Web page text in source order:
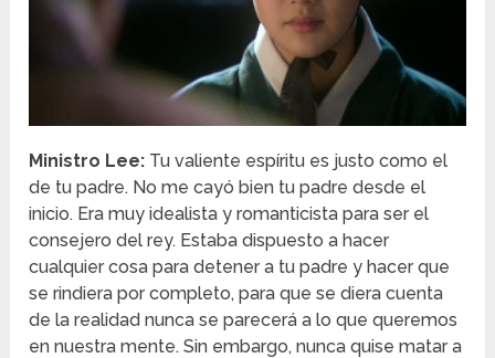
Ministro Lee: Tu valiente espíritu es justo como el
de tu padre. No me cayó bien tu padre desde el
inicio. Era muy idealista y romanticista para ser el
consejero del rey. Estaba dispuesto a hacer
cualquier cosa para detener a tu padre y hacer que
se rindiera por completo, para que se diera cuenta
de la realidad nunca se parecerá a lo que queremos
en nuestra mente. Sin embargo, nunca quise matar a